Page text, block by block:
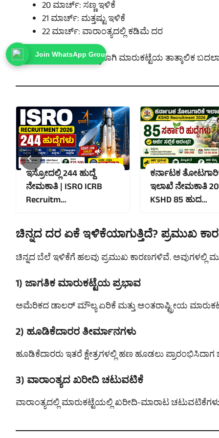
20 ಮಾರ್ಚ್: ಸಣ್ಣ ಇಳಿಕೆ
21 ಮಾರ್ಚ್: ಮತ್ತಷ್ಟು ಇಳಿಕೆ
22 ಮಾರ್ಚ್: ವಾರಾಂತ್ಯದಲ್ಲಿ ಕಡಿಮೆ ದರ
ಈ ರೀತಿಯ ಇಳಿಕೆ ಸಾಮಾನ್ಯವಾಗಿ ಮಾರುಕಟ್ಟೆಯ ತಾತ್ಕಾಲಿಕ
ಇಸ್ರೋದಲ್ಲಿ 244 ಹುದ್ದೆ
ನೇಮಕಾತಿ | ISRO ICRB
Recruitm…
ಕರ್ನಾಟಕ
ಇಲಾಖೆ ನೇಮಕಾತಿ
KSHD 85 ಹುದ…
ಚಿನ್ನದ ದರ ಏಕೆ ಇಳಿಕೆಯಾಗುತ್ತಿದೆ? ಪ್ರಮುಖ
ಚಿನ್ನದ ಬೆಲೆ ಇಳಿಕೆಗೆ ಹಲವು ಪ್ರಮುಖ ಕಾರಣಗಳಿವೆ. ಅವುಗಳಲ್ಲಿ
1) ಜಾಗತಿಕ ಮಾರುಕಟ್ಟೆಯ ಪ್ರಭಾವ
ಅಮೆರಿಕದ ಡಾಲರ್ ಮೌಲ್ಯ ಏರಿಕೆ ಮತ್ತು ಅಂತರಾಷ್ಟ್ರೀಯ
2) ಹೂಡಿಕೆದಾರರ ತೀರ್ಮಾನಗಳು
ಹೂಡಿಕೆದಾರರು ಇತರೆ ಕ್ಷೇತ್ರಗಳಲ್ಲಿ ಹಣ ಹೂಡಲು
3) ವಾರಾಂತ್ಯದ ಖರೀದಿ ಚಟುವಟಿಕೆ
ವಾರಾಂತ್ಯದಲ್ಲಿ ಮಾರುಕಟ್ಟೆಯಲ್ಲಿ ಖರೀದಿ-ಮಾರಾಟ
Join WhatsApp Group